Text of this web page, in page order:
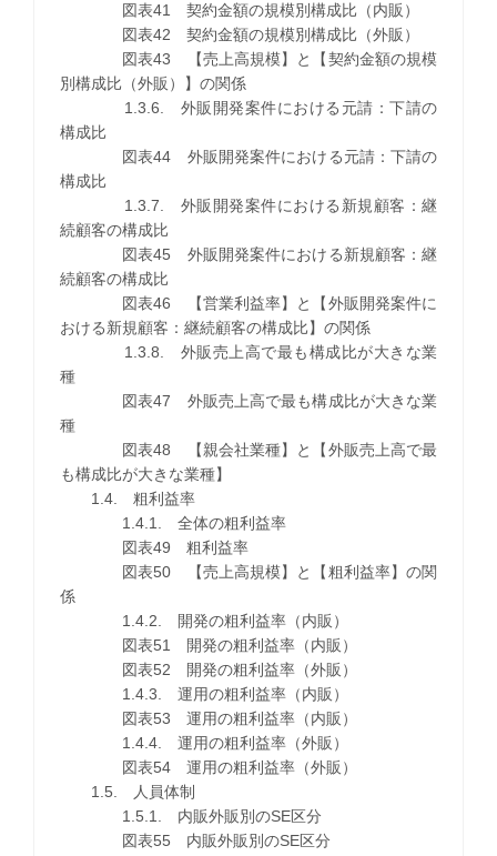
図表41 契約金額の規模別構成比（内販）
図表42 契約金額の規模別構成比（外販）
図表43 【売上高規模】と【契約金額の規模
別構成比（外販）】の関係
1.3.6. 外販開発案件における元請：下請の
構成比
図表44 外販開発案件における元請：下請の
構成比
1.3.7. 外販開発案件における新規顧客：継
続顧客の構成比
図表45 外販開発案件における新規顧客：継
続顧客の構成比
図表46 【営業利益率】と【外販開発案件に
おける新規顧客：継続顧客の構成比】の関係
1.3.8. 外販売上高で最も構成比が大きな業
種
図表47 外販売上高で最も構成比が大きな業
種
図表48 【親会社業種】と【外販売上高で最
も構成比が大きな業種】
1.4. 粗利益率
1.4.1. 全体の粗利益率
図表49 粗利益率
図表50 【売上高規模】と【粗利益率】の関
係
1.4.2. 開発の粗利益率（内販）
図表51 開発の粗利益率（内販）
図表52 開発の粗利益率（外販）
1.4.3. 運用の粗利益率（内販）
図表53 運用の粗利益率（内販）
1.4.4. 運用の粗利益率（外販）
図表54 運用の粗利益率（外販）
1.5. 人員体制
1.5.1. 内販外販別のSE区分
図表55 内販外販別のSE区分